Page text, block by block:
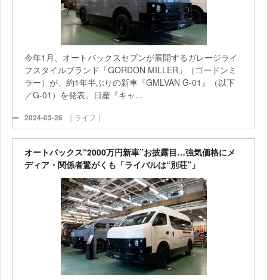
今年1月、オートバックスセブンが展開するガレージライ
フスタイルブランド「GORDON MILLER」（ゴードンミ
ラー）が、約1年半ぶりの新車『GMLVAN G-01』（以下
／G-01）を発表。日産『キャ...
2024-03-26 ｜ライフ｜
オートバックス“2000万円新車”お披露目…強気価格にメ
ディア・関係者驚がくも「ライバルは“別荘”」